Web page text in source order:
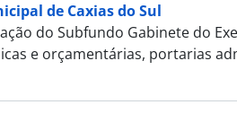
de Caxias do Sul
do Subfundo Gabinete do
e orçamentárias, portarias